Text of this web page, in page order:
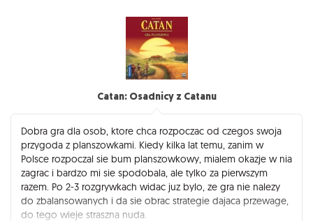
Catan: Osadnicy z Catanu
Dobra gra dla osob, ktore chca rozpoczac od czegos swoja
przygoda z planszowkami. Kiedy kilka lat temu, zanim w
Polsce rozpoczal sie bum planszowkowy, mialem okazje w nia
zagrac i bardzo mi sie spodobala, ale tylko za pierwszym
razem. Po 2-3 rozgrywkach widac juz bylo, ze gra nie nalezy
do zbalansowanych i da sie obrac strategie dajaca przewage,
do tego wieje straszna nuda.